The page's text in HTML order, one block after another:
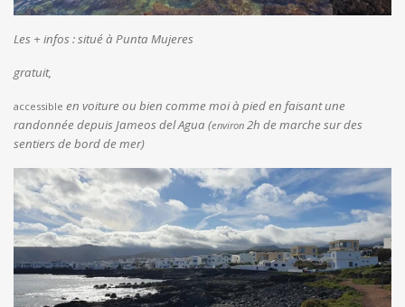
Les + infos :situé à Punta Mujeres
gratuit,
accessible en voiture ou bien comme moi à pied en faisant une
randonnée depuis Jameos del Agua (environ 2h de marche sur des
sentiers de bord de mer)